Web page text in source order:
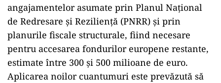
angajamentelor asumate prin Planul Național
de Redresare și Reziliență (PNRR) și prin
planurile fiscale structurale, fiind necesare
pentru accesarea fondurilor europene restante,
estimate între 300 și 500 milioane de euro.
Aplicarea noilor cuantumuri este prevăzută să